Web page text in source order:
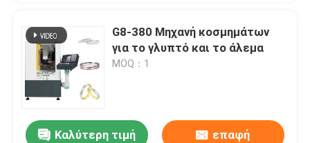
G8-380 Μηχανή κοσμημάτων
για το γλυπτό και το άλεμα
MOQ：1
Καλύτερη τιμή επαφή